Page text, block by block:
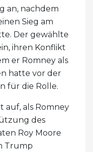
an, nachdem
Sieg am
Der gewählte
ihren Konflikt
er Romney als
hatte vor der
für die Rolle.
auf, als Romney
des
Roy Moore
Trump